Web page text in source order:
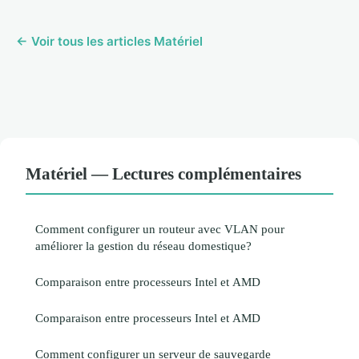
← Voir tous les articles Matériel
Matériel — Lectures complémentaires
Comment configurer un routeur avec VLAN pour
améliorer la gestion du réseau domestique?
Comparaison entre processeurs Intel et AMD
Comparaison entre processeurs Intel et AMD
Comment configurer un serveur de sauvegarde